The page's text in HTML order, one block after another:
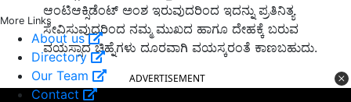
More Links
About us
Directory
Our Team
Contact
ಆಂಟಿಆಕ್ಸಿಡೆಂಟ್ ಅಂಶ ಇರುವುದರಿಂದ ಇದನ್ನು ಪ್ರತಿನಿತ್ಯ
ಸೇವಿಸುವುದರಿಂದ ನಮ್ಮ ಮುಖದ ಹಾಗೂ ದೇಹಕ್ಕೆ ಬರುವ
ವಯಸ್ಸಾದ ಚಿಹ್ನೆಗಳು ದೂರವಾಗಿ ವಯಸ್ಕರಂತೆ ಕಾಣಬಹುದು.
ADVERTISEMENT